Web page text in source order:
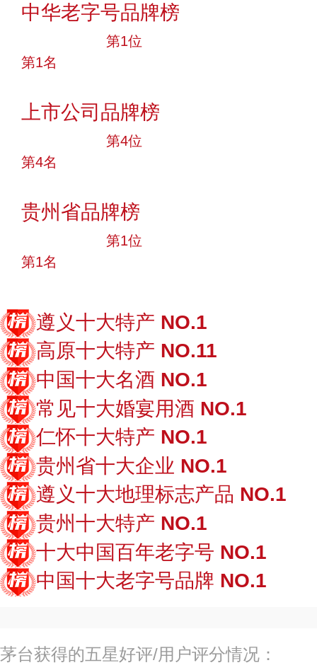
中华老字号品牌榜
第1位
第1名
上市公司品牌榜
第4位
第4名
贵州省品牌榜
第1位
第1名
遵义十大特产 NO.1
高原十大特产 NO.11
中国十大名酒 NO.1
常见十大婚宴用酒 NO.1
仁怀十大特产 NO.1
贵州省十大企业 NO.1
遵义十大地理标志产品 NO.1
贵州十大特产 NO.1
十大中国百年老字号 NO.1
中国十大老字号品牌 NO.1
茅台获得的五星好评/用户评分情况：